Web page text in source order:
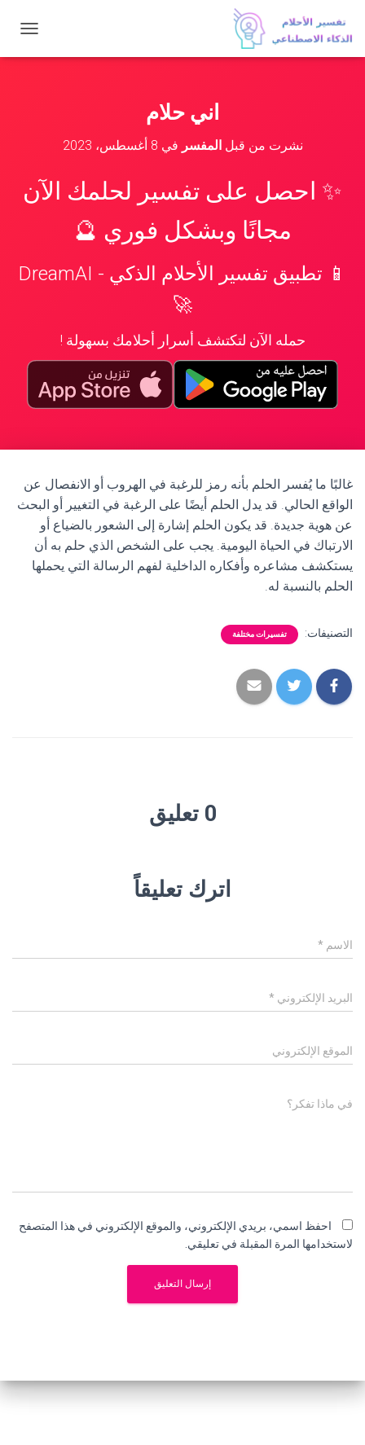
ب
ل
اني حلام
نشرت من قبلالمفسر في 8 أغسطس، 2023
✨ احصل على تفسير لحلمك الآن
مجانًا وبشكل فوري 🔮
📱 تطبيق تفسير الأحلام الذكي - DreamAI
🚀
حمله الآن لتكتشف أسرار أحلامك بسهولة !
غالبًا ما يُفسر الحلم بأنه رمز للرغبة في الهروب أو الانفصال عن
الواقع الحالي. قد يدل الحلم أيضًا على الرغبة في التغيير أو البحث
عن هوية جديدة. قد يكون الحلم إشارة إلى الشعور بالضياع أو
الارتباك في الحياة اليومية. يجب على الشخص الذي حلم به أن
يستكشف مشاعره وأفكاره الداخلية لفهم الرسالة التي يحملها
الحلم بالنسبة له.
التصنيفات: تفسيرات مختلفة
0 تعليق
اترك تعليقاً
الاسم *
البريد الإلكتروني *
الموقع الإلكتروني
في ماذا تفكر؟
احفظ اسمي، بريدي الإلكتروني، والموقع الإلكتروني في هذا المتصفح
لاستخدامها المرة المقبلة في تعليقي.